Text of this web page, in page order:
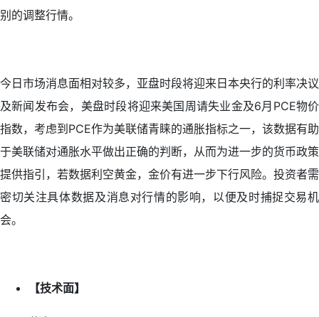
别的调整行情。
今日市场消息面相对较多，亚盘时段将迎来日本央行的利率决议
及新闻发布会，美盘时段将迎来美国周请失业金及6月PCE物价
指数，考虑到PCE作为美联储青睐的通胀指标之一，该数据有助
于美联储对通胀水平做出正确的判断，从而为进一步的货币政策
提供指引，若数据利空黄金，金价有进一步下行风险。投资者需
密切关注具体数据及消息对行情的影响，以便及时捕捉交易机
会。
【技术面】